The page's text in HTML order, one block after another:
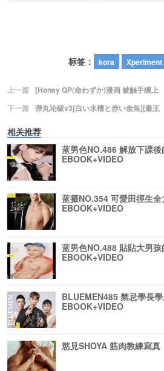
标签： kora Xperiment
上一篇
[Honey QP(命わずか)漫画 被触手缠上
下一篇 弹丸论破v3[白い水槽と赤い金魚][最王
相关推荐
蓝男色NO.486 解放下課
EBOOK+VIDEO
蓝摄NO.354 可愛田徑生
EBOOK+VIDEO
蓝男色NO.488 貼貼大男
EBOOK+VIDEO
BLUEMEN485 禁忌學長
EBOOK+VIDEO
慾見SHOYA 筋肉教練寫真